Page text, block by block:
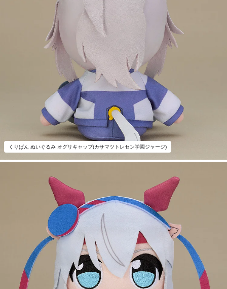
くりぱん ぬいぐるみ オグリキャップ(カサマツトレセン学園ジャージ)